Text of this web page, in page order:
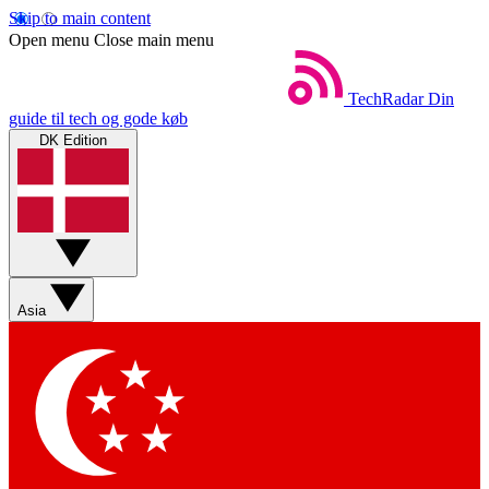
Skip to main content
Open menu Close main menu
TechRadar Din
guide til tech og gode køb
DK Edition
Asia